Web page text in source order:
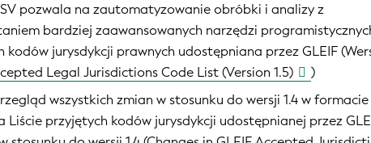
pozwala na zautomatyzowanie obróbki i analizy z
bardziej zaawansowanych narzędzi
kodów jurysdykcji prawnych udostępniana przez GLEIF
Legal Jurisdictions Code List (Version 1.5)
)
wszystkich zmian w stosunku do wersji 1.4 w formacie
Liście przyjętych kodów jurysdykcji udostępnianej przez